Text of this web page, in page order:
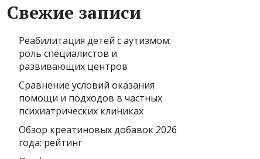
Свежие записи
Реабилитация детей с аутизмом:
роль специалистов и
развивающих центров
Сравнение условий оказания
помощи и подходов в частных
психиатрических клиниках
Обзор креатиновых добавок 2026
года: рейтинг